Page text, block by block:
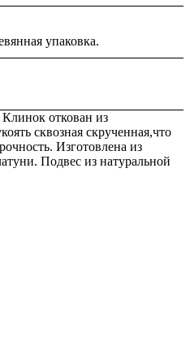
упаковка.
откован из
сквозная скрученная,что
Изготовлена из
Подвес из натуральной